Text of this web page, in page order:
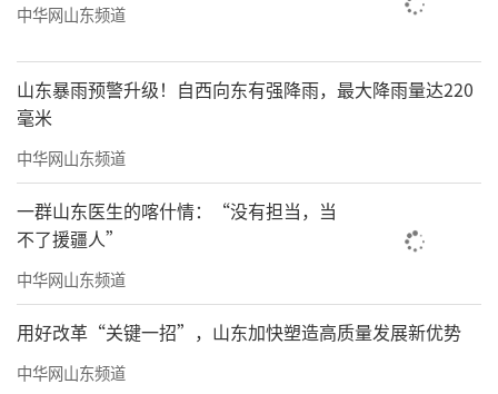
用全新AI科技智慧助力每一位热爱奔跑的挑战者
跑出舒适。
中华网山东频道
山东暴雨预警升级！自西向东有强降雨，最大降雨量达220
毫米
中华网山东频道
一群山东医生的喀什情：“没有担当，当
不了援疆人”
中华网山东频道
用好改革“关键一招”，山东加快塑造高质量发展新优势
中华网山东频道